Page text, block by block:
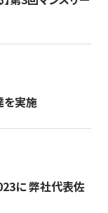
を実施
に 弊社代表佐